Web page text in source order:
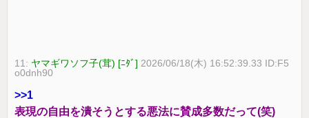
11: ヤマギワソフ子(茸) [ﾆﾀﾞ] 2026/06/18(木) 16:52:39.33 ID:F5
o0dnh90
>>1
表現の自由を潰そうとする悪法に賛成多数だって(笑)